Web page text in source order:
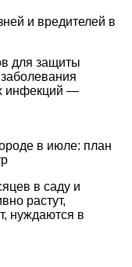
и вредителей в
для защиты
инфекций —
в июле: план
в саду и
растут,
нуждаются в